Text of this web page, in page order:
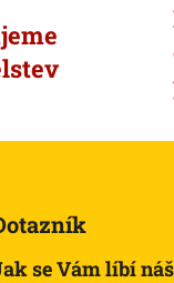
se Vám líbí